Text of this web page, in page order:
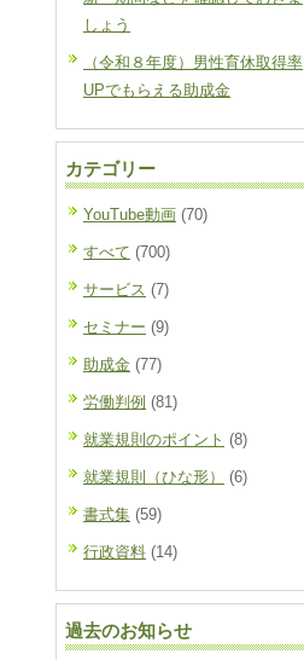
しょう
（令和８年度）男性育休取得率
UPでもらえる助成金
カテゴリー
YouTube動画 (70)
すべて (700)
サービス (7)
セミナー (9)
助成金 (77)
労働判例 (81)
就業規則のポイント (8)
就業規則（ひな形） (6)
書式集 (59)
行政資料 (14)
過去のお知らせ